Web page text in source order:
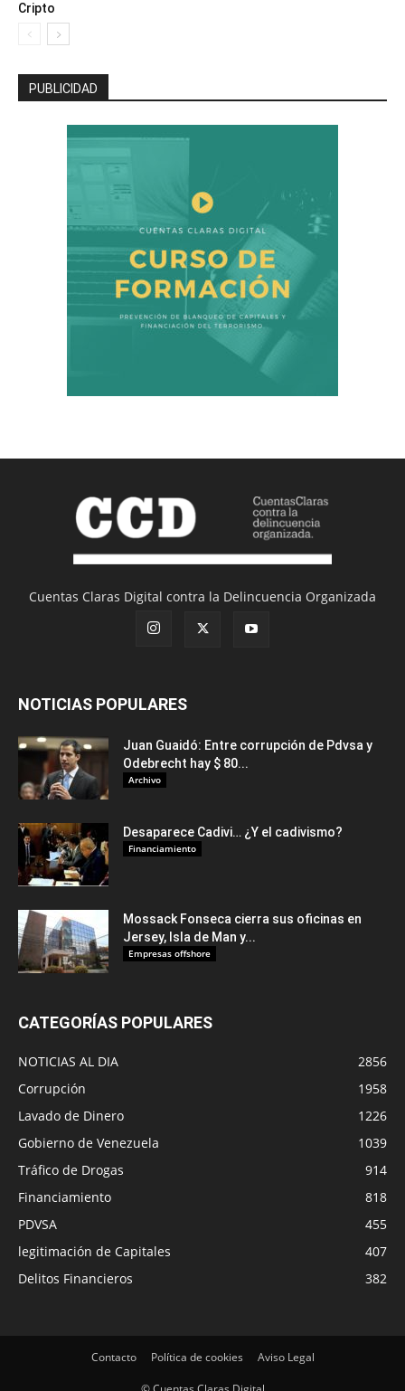
Cripto
PUBLICIDAD
Cuentas Claras Digital contra la Delincuencia Organizada
NOTICIAS POPULARES
Juan Guaidó: Entre corrupción de Pdvsa y
Odebrecht hay $ 80...
Archivo
Desaparece Cadivi… ¿Y el cadivismo?
Financiamiento
Mossack Fonseca cierra sus oficinas en
Jersey, Isla de Man y...
Empresas offshore
CATEGORÍAS POPULARES
NOTICIAS AL DIA
2856
Corrupción
1958
Lavado de Dinero
1226
Gobierno de Venezuela
1039
Tráfico de Drogas
914
Financiamiento
818
PDVSA
455
legitimación de Capitales
407
Delitos Financieros
382
Contacto Política de cookies Aviso Legal